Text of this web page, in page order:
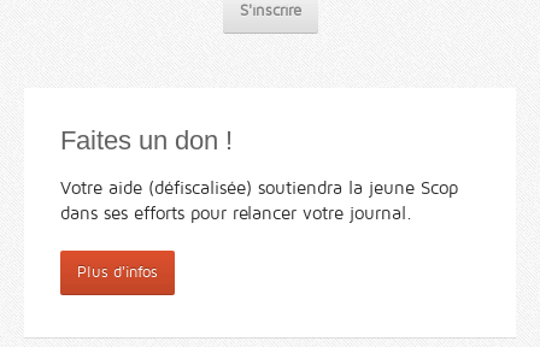
S'inscrire
Faites un don !
Votre aide (défiscalisée) soutiendra la jeune Scop
dans ses efforts pour relancer votre journal.
Plus d'infos